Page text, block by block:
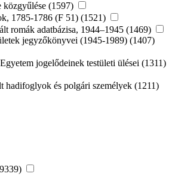
közgyűlése (1597)
1785-1786 (F 51) (1521)
romák adatbázisa, 1944–1945 (1469)
jegyzőkönyvei (1945-1989) (1407)
jogelődeinek testületi ülései (1311)
hadifoglyok és polgári személyek (1211)